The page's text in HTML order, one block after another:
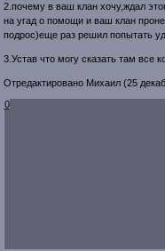
2.почему в ваш клан хочу,ждал
на угад о помощи и ваш клан
подрос)еще раз решил попытать
3.Устав что могу сказать там все
Отредактировано Михаил (25
0